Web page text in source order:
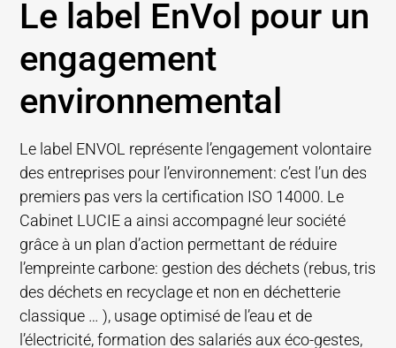
Le label EnVol pour un
engagement
environnemental
Le label ENVOL représente l’engagement volontaire
des entreprises pour l’environnement: c’est l’un des
premiers pas vers la certification ISO 14000. Le
Cabinet LUCIE a ainsi accompagné leur société
grâce à un plan d’action permettant de réduire
l’empreinte carbone: gestion des déchets (rebus, tris
des déchets en recyclage et non en déchetterie
classique … ), usage optimisé de l’eau et de
l’électricité, formation des salariés aux éco-gestes,